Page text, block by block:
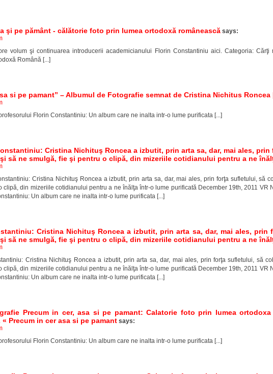
şi pe pământ - călătorie foto prin lumea ortodoxă românească says:
volum şi continuarea introducerii academicianului Florin Constantiniu aici. Categoria: Cărţi
Română [...]
si pe pamant” – Albumul de Fotografie semnat de Cristina Nichitus
Florin Constantiniu: Un album care ne inalta intr-o lume purificata [...]
Cristina Nichituş Roncea a izbutit, prin arta sa, dar, mai ales,
să ne smulgă, fie şi pentru o clipă, din mizeriile cotidianului pentru a ne
Cristina Nichituş Roncea a izbutit, prin arta sa, dar, mai ales, prin forţa sufletului, să
clipă, din mizeriile cotidianului pentru a ne înălţa într-o lume purificată December 19th, 2011 VR
Un album care ne inalta intr-o lume purificata [...]
Cristina Nichituş Roncea a izbutit, prin arta sa, dar, mai ales, prin
să ne smulgă, fie şi pentru o clipă, din mizeriile cotidianului pentru a ne
Cristina Nichituş Roncea a izbutit, prin arta sa, dar, mai ales, prin forţa sufletului, să
clipă, din mizeriile cotidianului pentru a ne înălţa într-o lume purificată December 19th, 2011 VR
Un album care ne inalta intr-o lume purificata [...]
Precum in cer, asa si pe pamant: Calatorie foto prin lumea
Precum in cer asa si pe pamant says:
Florin Constantiniu: Un album care ne inalta intr-o lume purificata [...]